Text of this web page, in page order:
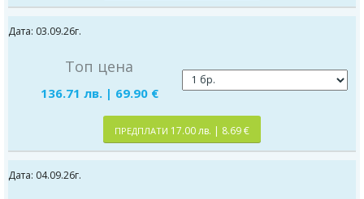
Дата: 03.09.26г.
Топ цена
136.71 лв. | 69.90 €
ПРЕДПЛАТИ 17.00 лв. | 8.69 €
Дата: 04.09.26г.